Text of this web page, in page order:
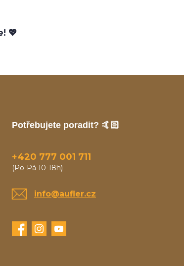
💖
Potřebujete poradit? 🤙🏻
+420 777 001 711
(Po-Pá 10-18h)
info@aufler.cz